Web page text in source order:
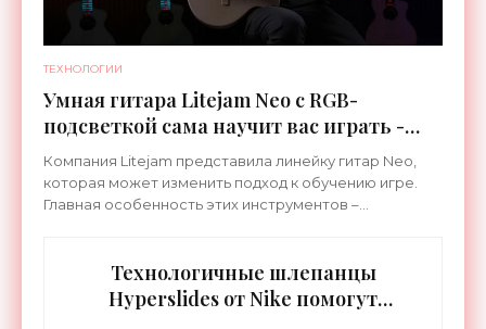
ТЕХНОЛОГИИ
Умная гитара Litejam Neo с RGB-
подсветкой сама научит вас играть -
«Гаджеты»
Компания Litejam представила линейку гитар Neo,
которая может изменить подход к обучению игре.
Главная особенность этих инструментов –
Технологичные шлепанцы
Hyperslides от Nike помогут